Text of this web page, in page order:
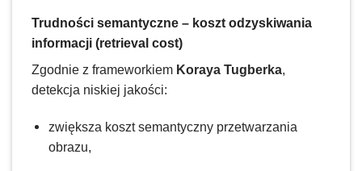
Trudności semantyczne – koszt odzyskiwania
informacji (retrieval cost)
Zgodnie z frameworkiem Koraya Tugberka,
detekcja niskiej jakości:
zwiększa koszt semantyczny przetwarzania
obrazu,